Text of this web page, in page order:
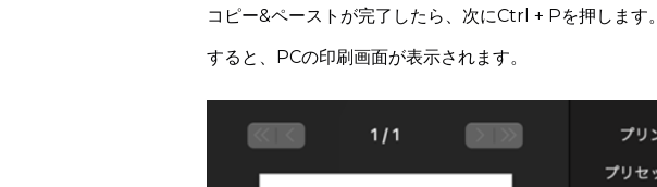
コピー&ペーストが完了したら、次にCtrl + Pを押します。
すると、PCの印刷画面が表示されます。